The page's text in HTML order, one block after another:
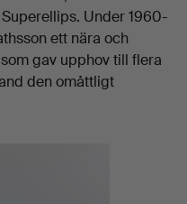
Under 1960-
ett nära och
gav upphov till flera
den omåttligt